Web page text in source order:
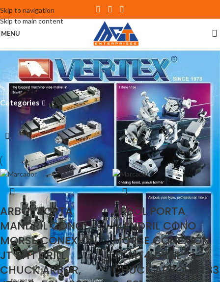
Skip to navigation
Skip to main content
MENU
Accesorios y Herramientas
para Fresado
Categories
Inicio
Accesorios y Herramientas
Accesorios y Herramientas para Fresado Página 428
ARBOL PORTA
MANDRIL CONO
MORSE CONEXIÓN
JT MT1 DRILL
CHUCK ARBOR,
ARBOL PORTA
MANDRIL CONO
MORSE CONEXIÓN
JT MT4 DRILL
CHUCK ARBOR JT33